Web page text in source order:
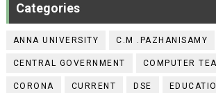
Categories
ANNA UNIVERSITY C.M .PAZHANISAMY
CENTRAL GOVERNMENT COMPUTER
CORONA CURRENT DSE